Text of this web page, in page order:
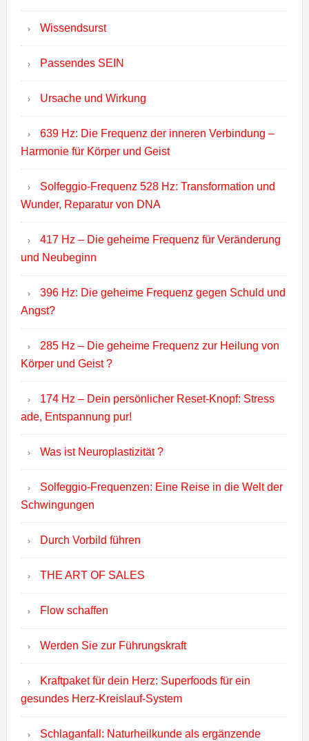
Wissendsurst
Passendes SEIN
Ursache und Wirkung
639 Hz: Die Frequenz der inneren Verbindung –
Harmonie für Körper und Geist
Solfeggio-Frequenz 528 Hz: Transformation und
Wunder, Reparatur von DNA
417 Hz – Die geheime Frequenz für Veränderung
und Neubeginn
396 Hz: Die geheime Frequenz gegen Schuld und
Angst?
285 Hz – Die geheime Frequenz zur Heilung von
Körper und Geist ?
174 Hz – Dein persönlicher Reset-Knopf: Stress
ade, Entspannung pur!
Was ist Neuroplastizität ?
Solfeggio-Frequenzen: Eine Reise in die Welt der
Schwingungen
Durch Vorbild führen
THE ART OF SALES
Flow schaffen
Werden Sie zur Führungskraft
Kraftpaket für dein Herz: Superfoods für ein
gesundes Herz-Kreislauf-System
Schlaganfall: Naturheilkunde als ergänzende